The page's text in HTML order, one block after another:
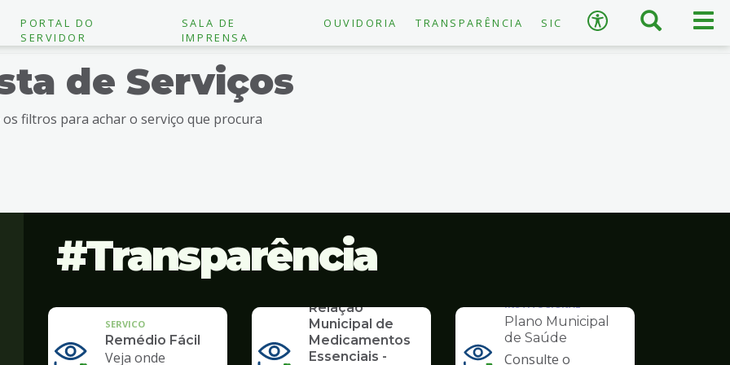
Busca
Acessibilidade
PORTAL DO
SERVIDOR
SALA DE
IMPRENSA
OUVIDORIA TRANSPARÊNCIA SIC ×
de Serviços
os filtros para achar o serviço que procura
Transparência
SERVICO
Remédio Fácil
Veja onde
Relação
Municipal de
Medicamentos
Essenciais -
INSTITUCIONAL
Plano Municipal
de Saúde
Consulte o